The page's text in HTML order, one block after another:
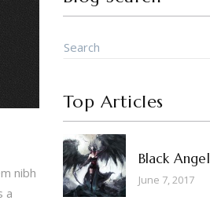
nibh
a
Top Articles
Black Angel
June 7, 2017